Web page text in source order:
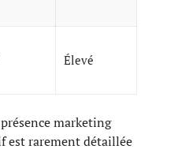
Élevé
marketing
est rarement détaillée